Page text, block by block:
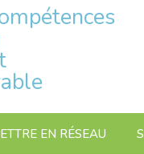
EN RÉSEAU